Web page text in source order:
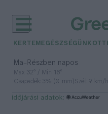
KERTEM EGÉSZSÉGÜNK
Ma– Részben napos
Max 32° / Min 18°
Csapadék: 3% (0 mm)Szél: 9 km/h
időjárási adatok: